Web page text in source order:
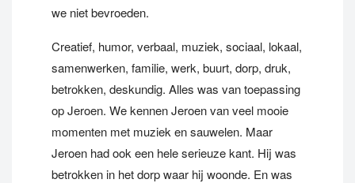
we niet bevroeden.
Creatief, humor, verbaal, muziek, sociaal, lokaal,
samenwerken, familie, werk, buurt, dorp, druk,
betrokken, deskundig. Alles was van toepassing
op Jeroen. We kennen Jeroen van veel mooie
momenten met muziek en sauwelen. Maar
Jeroen had ook een hele serieuze kant. Hij was
betrokken in het dorp waar hij woonde. En was